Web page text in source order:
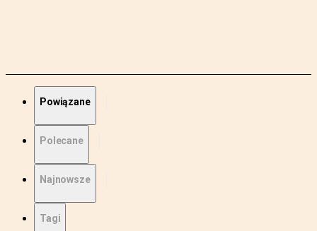
Powiązane
Polecane
Najnowsze
Tagi